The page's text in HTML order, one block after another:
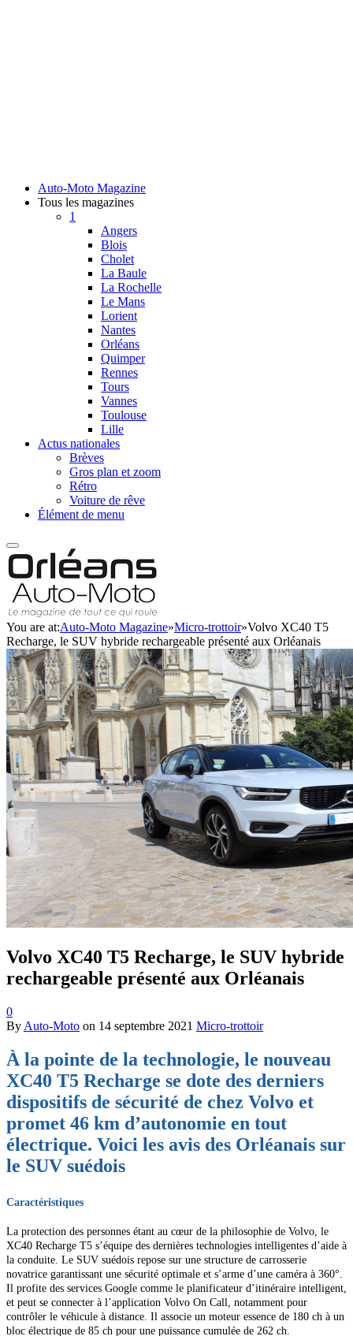
Auto-Moto Magazine
Tous les magazines
1
Angers
Blois
Cholet
La Baule
La Rochelle
Le Mans
Lorient
Nantes
Orléans
Quimper
Rennes
Tours
Vannes
Toulouse
Lille
Actus nationales
Brèves
Gros plan et zoom
Rétro
Voiture de rêve
Élément de menu
You are at:Auto-Moto Magazine»Micro-trottoir»Volvo XC40 T5
Recharge, le SUV hybride rechargeable présenté aux Orléanais
Volvo XC40 T5 Recharge, le SUV hybride
rechargeable présenté aux Orléanais
0
By Auto-Moto on 14 septembre 2021 Micro-trottoir
À la pointe de la technologie, le nouveau
XC40 T5 Recharge se dote des derniers
dispositifs de sécurité de chez Volvo et
promet 46 km d’autonomie en tout
électrique. Voici les avis des Orléanais sur
le SUV suédois
Caractéristiques
La protection des personnes étant au cœur de la philosophie de Volvo, le
XC40 Recharge T5 s’équipe des dernières technologies intelligentes d’aide à
la conduite. Le SUV suédois repose sur une structure de carrosserie
novatrice garantissant une sécurité optimale et s’arme d’une caméra à 360°.
Il profite des services Google comme le planificateur d’itinéraire intelligent,
et peut se connecter à l’application Volvo On Call, notamment pour
contrôler le véhicule à distance. Il associe un moteur essence de 180 ch à un
bloc électrique de 85 ch pour une puissance cumulée de 262 ch.